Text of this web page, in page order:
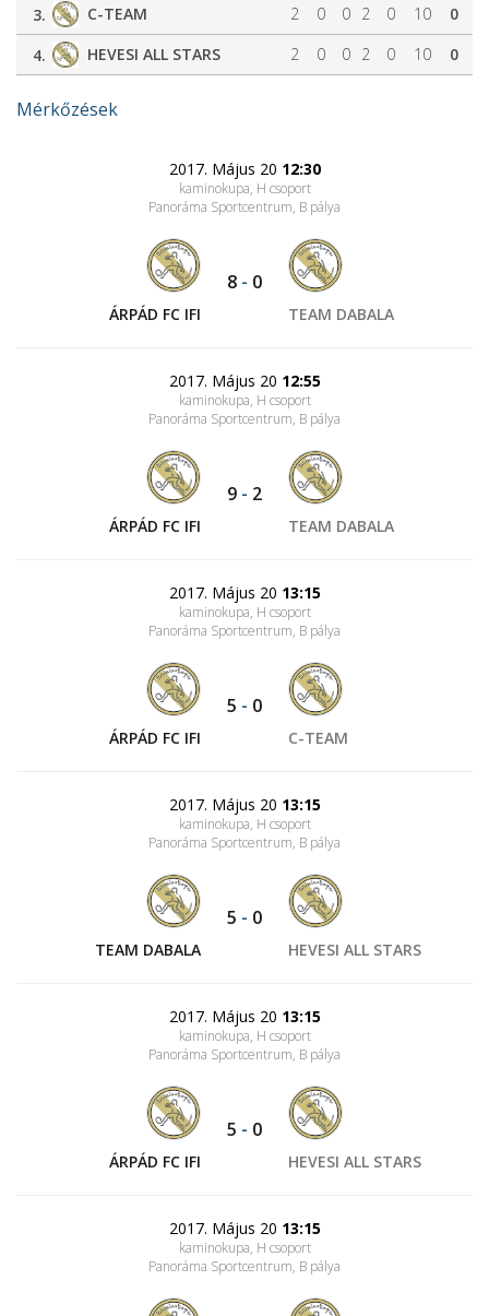
3. C-TEAM 2 0 0 2 0 10
0
4.
HEVESI ALL STARS 2 0 0 2 0 10 0
Mérkőzések
2017. Május 20 12:30
kaminokupa, H csoport
Panoráma Sportcentrum, B pálya
ÁRPÁD FC IFI
8 - 0
TEAM DABALA
2017. Május 20 12:55
kaminokupa, H csoport
Panoráma Sportcentrum, B pálya
ÁRPÁD FC IFI
9 - 2
TEAM DABALA
2017. Május 20 13:15
kaminokupa, H csoport
Panoráma Sportcentrum, B pálya
ÁRPÁD FC IFI
5 - 0
C-TEAM
2017. Május 20 13:15
kaminokupa, H csoport
Panoráma Sportcentrum, B pálya
TEAM DABALA
5 - 0
HEVESI ALL STARS
2017. Május 20 13:15
kaminokupa, H csoport
Panoráma Sportcentrum, B pálya
ÁRPÁD FC IFI
5 - 0
HEVESI ALL STARS
2017. Május 20 13:15
kaminokupa, H csoport
Panoráma Sportcentrum, B pálya